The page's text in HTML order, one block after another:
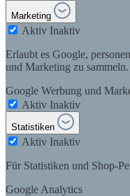
Marketing
Aktiv Inaktiv
Erlaubt es Google,
und Marketing zu sammeln.
Google Werbung und
Aktiv Inaktiv
Statistiken
Aktiv Inaktiv
Für Statistiken und Shop-
Google Analytics